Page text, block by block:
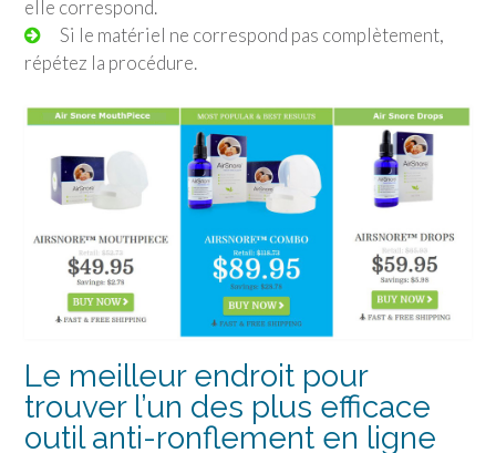
elle correspond.
Si le matériel ne correspond pas complètement,
répétez la procédure.
Le meilleur endroit pour
trouver l’un des plus efficace
outil anti-ronflement en ligne